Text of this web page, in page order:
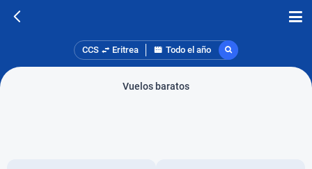
CCS Eritrea Todo el año
Vuelos baratos